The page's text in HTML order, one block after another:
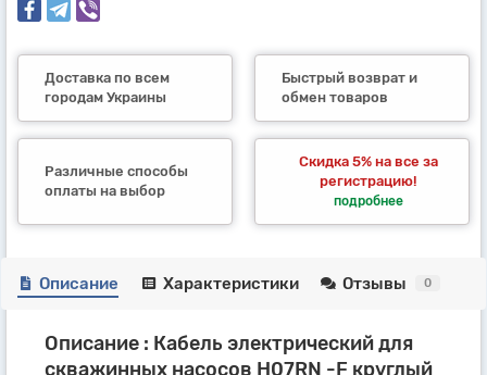
Доставка по всем
городам Украины
Быстрый возврат и
обмен товаров
Различные способы
оплаты на выбор
Скидка 5% на все за
регистрацию!
подробнее
Описание Характеристики Отзывы 0
Описание : Кабель электрический для
скважинных насосов H07RN -F круглый